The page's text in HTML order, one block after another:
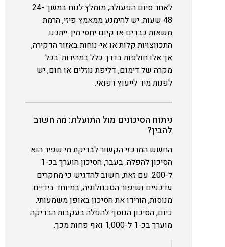
לאחר סיום הפעולה, מומלץ לנוח במשך 24-
48 שעות. יש להימנע ממאמץ פיזי, הרמת
משאות כבדים או קיום יחסי מין. ייתכנו
התכווצויות קלות או אי-נוחות באזור הדקירה,
אך אלו חולפות בדרך כלל במהירות. בכל
מקרה של דימום, דליפת נוזלים או חום, יש
לפנות מיד לייעוץ רפואי.
ניתוח הסיכונים מול התועלת: מה חשוב
להבין?
החשש המרכזי הקשור לבדיקת מי שפיר הוא
הסיכון להפלה. בעבר, הסיכון הוערך בכ-1
ל-200. עם זאת, חשוב להדגיש כי מחקרים
עדכניים ושיפור הטכנולוגיה, במיוחד בידיים
מנוסות, הורידו את הסיכון באופן משמעותי.
כיום, הסיכון הנוסף להפלה בעקבות הבדיקה
מוערך בכ-1 ל-1,000 ואף פחות מכך.